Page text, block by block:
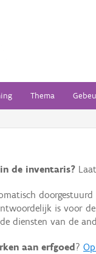
Thema
de inventaris?
is voor
diensten van de
aan erfgoed ?